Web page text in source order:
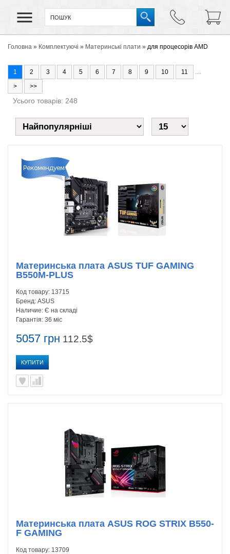
Головна » Комплектуючі » Материнські плати » для процесорів AMD
1 2 3 4 5 6 7 8 9 10 11
....
>
>>
Усього товарів: 248
5057 грн 112.5$
КУПИТИ
Материнська плата ASUS TUF GAMING
B550M-PLUS
Код товару: 13715
Бренд: ASUS
Наличие: Є на складі
Гарантія: 36 міс
Материнська плата ASUS ROG STRIX B550-
F GAMING
Код товару: 13709